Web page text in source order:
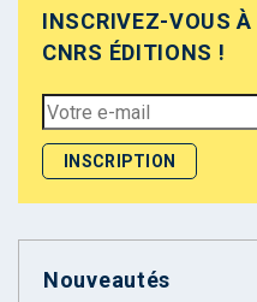
INSCRIVEZ-VOUS
CNRS ÉDITIONS !
Nouveautés